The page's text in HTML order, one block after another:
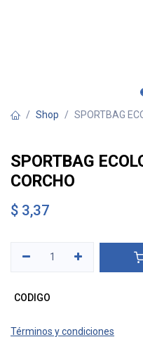
Shop SPORTBAG
SPORTBAG
CORCHO
$ 3,37
CODIGO
Términos y condiciones